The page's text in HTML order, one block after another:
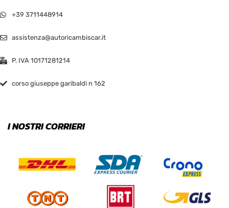
+39 3711448914
assistenza@autoricambiscar.it
P. IVA 10171281214
corso giuseppe garibaldi n 162
I NOSTRI CORRIERI